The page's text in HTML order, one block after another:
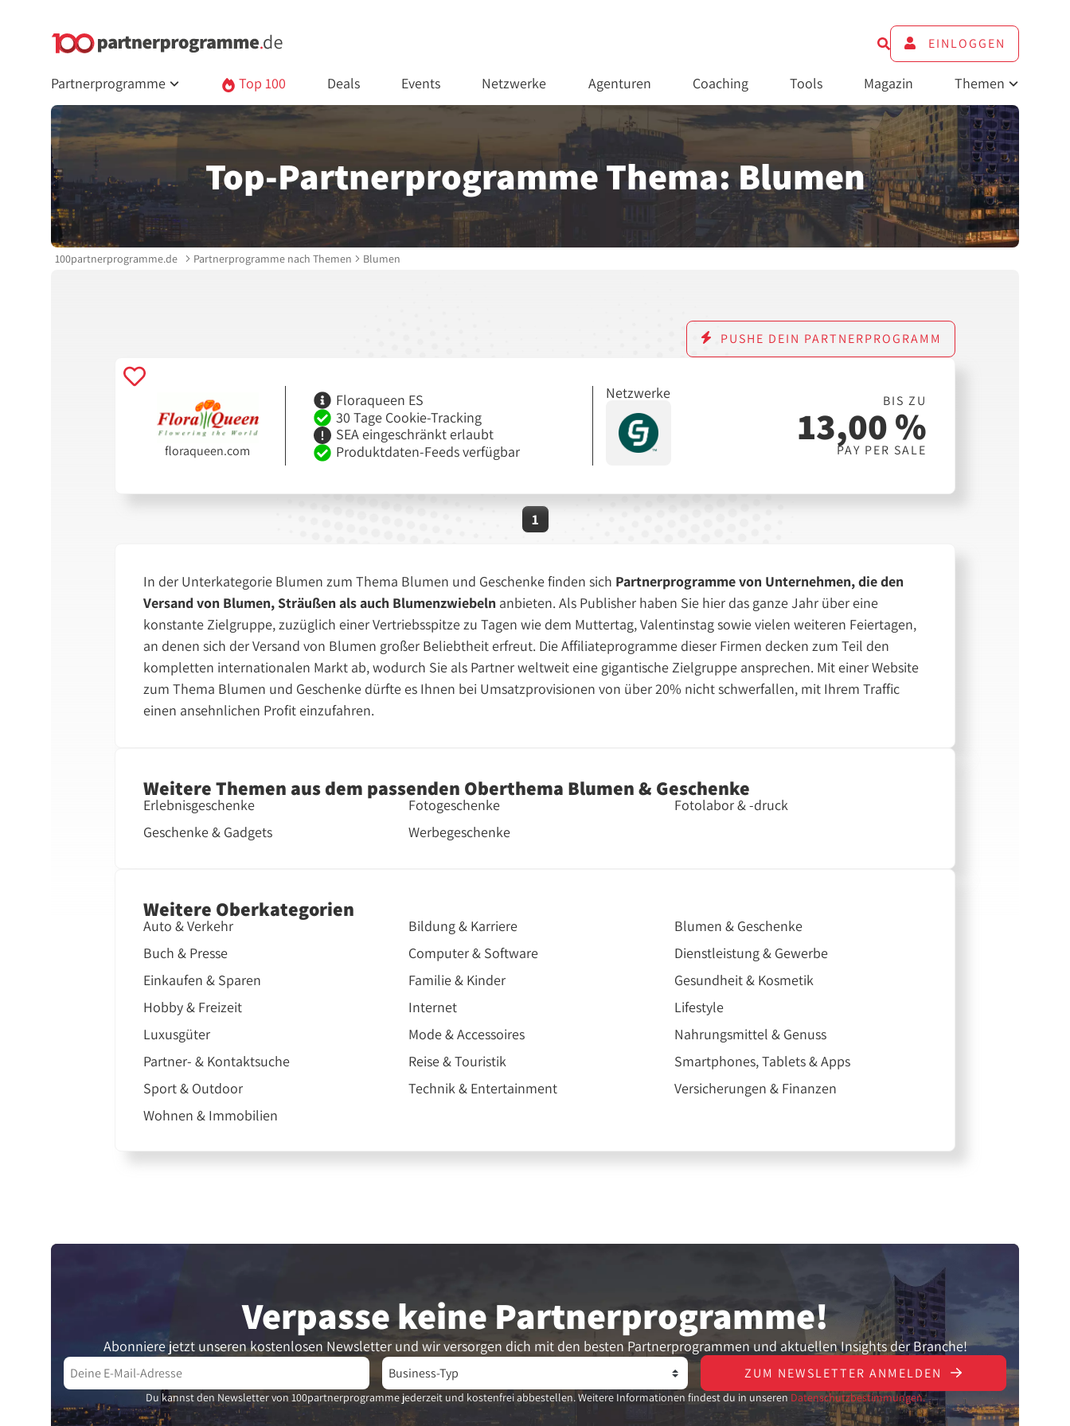
EINLOGGEN
Partnerprogramme Top 100 Deals Events Netzwerke Agenturen Coaching Tools Magazin Themen
Top-Partnerprogramme Thema: Blumen
100partnerprogramme.de Partnerprogramme nach Themen Blumen
PUSHE DEIN PARTNERPROGRAMM
floraqueen.com
Floraqueen ES
30 Tage Cookie-Tracking
SEA eingeschränkt erlaubt
Produktdaten-Feeds verfügbar
Netzwerke BIS ZU
13,00 %
PAY PER SALE
1
In der Unterkategorie Blumen zum Thema Blumen und Geschenke finden sich Partnerprogramme von Unternehmen, die den
Versand von Blumen, Sträußen als auch Blumenzwiebeln anbieten. Als Publisher haben Sie hier das ganze Jahr über eine
konstante Zielgruppe, zuzüglich einer Vertriebsspitze zu Tagen wie dem Muttertag, Valentinstag sowie vielen weiteren Feiertagen,
an denen sich der Versand von Blumen großer Beliebtheit erfreut. Die Affiliateprogramme dieser Firmen decken zum Teil den
kompletten internationalen Markt ab, wodurch Sie als Partner weltweit eine gigantische Zielgruppe ansprechen. Mit einer Website
zum Thema Blumen und Geschenke dürfte es Ihnen bei Umsatzprovisionen von über 20% nicht schwerfallen, mit Ihrem Traffic
einen ansehnlichen Profit einzufahren.
Weitere Themen aus dem passenden Oberthema Blumen & Geschenke
Erlebnisgeschenke Fotogeschenke
Fotolabor & -druck
Geschenke & Gadgets
Werbegeschenke
Weitere Oberkategorien
Auto & Verkehr Bildung & Karriere
Blumen & Geschenke
Buch & Presse
Computer & Software
Dienstleistung & Gewerbe
Einkaufen & Sparen
Familie & Kinder
Gesundheit & Kosmetik
Hobby & Freizeit
Internet
Lifestyle
Luxusgüter
Mode & Accessoires
Nahrungsmittel & Genuss
Partner- & Kontaktsuche
Reise & Touristik
Smartphones, Tablets & Apps
Sport & Outdoor
Technik & Entertainment
Versicherungen & Finanzen
Wohnen & Immobilien
Verpasse keine Partner­programme!
Abonniere jetzt unseren kostenlosen Newsletter und wir versorgen dich mit den besten Partnerprogrammen und aktuellen Insights der Branche!
ZUM NEWSLETTER ANMELDEN
Du kannst den Newsletter von 100partnerprogramme jederzeit und kostenfrei abbestellen. Weitere Informationen findest du in unseren Datenschutzbestimmungen.